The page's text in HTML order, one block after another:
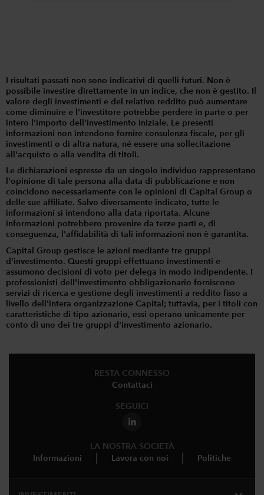
I risultati passati non sono indicativi di quelli futuri. Non è
possibile investire direttamente in un indice, che non è gestito. Il
valore degli investimenti e del relativo reddito può aumentare
come diminuire e l'investitore potrebbe perdere in parte o per
intero l'importo dell'investimento iniziale. Le presenti
informazioni non intendono fornire consulenza fiscale, per gli
investimenti o di altra natura, né essere una sollecitazione
all'acquisto o alla vendita di titoli.
Le dichiarazioni espresse da un singolo individuo rappresentano
l'opinione di tale persona alla data di pubblicazione e non
coincidono necessariamente con le opinioni di Capital Group o
delle sue affiliate. Salvo diversamente indicato, tutte le
informazioni si intendono alla data riportata. Alcune
informazioni potrebbero provenire da terze parti e, di
conseguenza, l'affidabilità di tali informazioni non è garantita.
Capital Group gestisce le azioni mediante tre gruppi
d'investimento. Questi gruppi effettuano investimenti e
assumono decisioni di voto per delega in modo indipendente. I
professionisti dell'investimento obbligazionario forniscono
servizi di ricerca e gestione degli investimenti a reddito fisso a
livello dell'intera organizzazione Capital; tuttavia, per i titoli con
caratteristiche di tipo azionario, essi operano unicamente per
conto di uno dei tre gruppi d'investimento azionario.
RESTA CONNESSO
Contattaci
SEGUICI
LA NOSTRA SOCIETÀ
Informazioni
Lavora con noi Politiche